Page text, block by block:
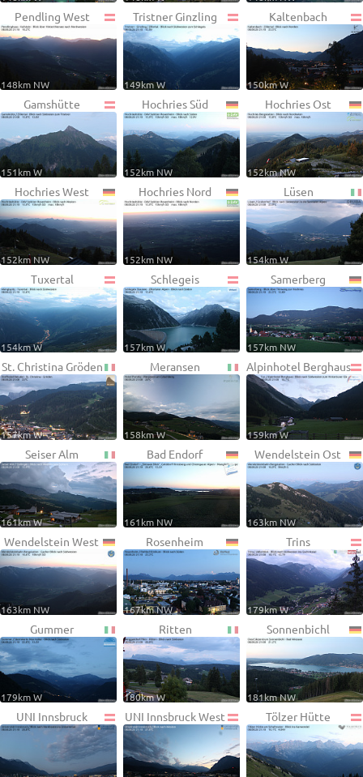
Pendling West
148km NW
Tristner Ginzling
149km W
Kaltenbach
150km W
Gamshütte
151km W
Hochries Süd
152km NW
Hochries Ost
152km NW
Hochries West
152km NW
Hochries Nord
152km NW
Lüsen
154km W
Tuxertal
154km W
Schlegeis
157km W
Samerberg
157km NW
St. Christina Gröden
157km W
Meransen
158km W
Alpinhotel Berghaus
159km W
Seiser Alm
161km W
Bad Endorf
161km NW
Wendelstein Ost
163km NW
Wendelstein West
163km NW
Rosenheim
167km NW
Trins
179km W
Gummer
179km W
Ritten
180km W
Sonnenbichl
181km NW
UNI Innsbruck UNI Innsbruck West Tölzer Hütte